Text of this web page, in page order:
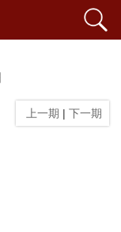
上一期 | 下一期